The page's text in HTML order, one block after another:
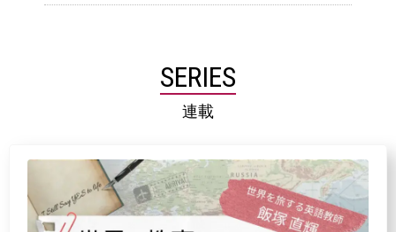
SERIES
連載